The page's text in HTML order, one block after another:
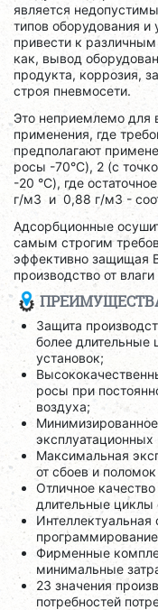
является
типов оборудования и
привести к
как, вывод
продукта, коррозия,
строя пневмосети.
Это неприемлемо для
применения, где
предполагают
росы -70°C), 2 (с
-20 °C), где
г/м3 и 0,88 г/м3 -
Адсорбционные
самым строгим
эффективно защищая
производство от
Защита
более
установок;
росы при
воздуха;
эксплуатационных
Максимальная
от сбоев и
Отличное
длительные
Интеллектуальная
Фирменные
минимальные
23 значения
потребностей